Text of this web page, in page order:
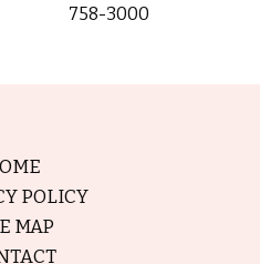
758-3000
POLICY
MAP